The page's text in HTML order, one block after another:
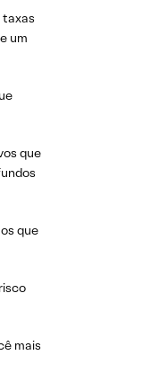
taxas
um
que
que
mais